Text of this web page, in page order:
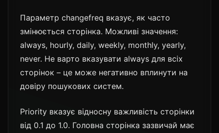
Параметр changefreq вказує, як часто
змінюється сторінка. Можливі значення:
always, hourly, daily, weekly, monthly, yearly,
never. Не варто вказувати always для всіх
сторінок – це може негативно вплинути на
довіру пошукових систем.
Priority вказує відносну важливість сторінки
від 0.1 до 1.0. Головна сторінка зазвичай має